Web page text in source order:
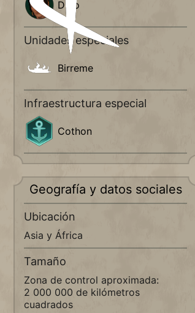
Dido
Unidades especiales
Birreme
Infraestructura especial
Cothon
Geografía y datos sociales
Ubicación
Asia y África
Tamaño
Zona de control aproximada:
2 000 000 de kilómetros
cuadrados